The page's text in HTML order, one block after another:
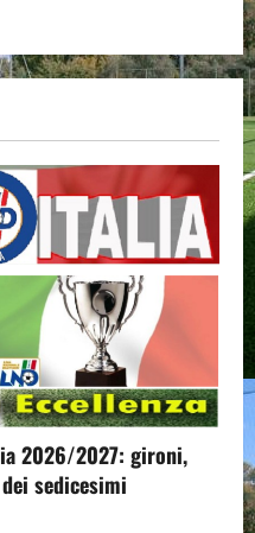
2026/2027: gironi,
sedicesimi